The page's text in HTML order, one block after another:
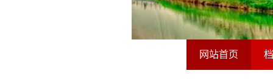
网站首页